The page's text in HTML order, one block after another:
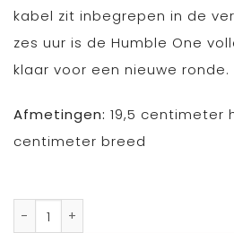
kabel zit inbegrepen in de
zes uur is de Humble One
klaar voor een nieuwe ronde.
Afmetingen: 19,5 centimeter
centimeter breed
Humble One Walnut aantal